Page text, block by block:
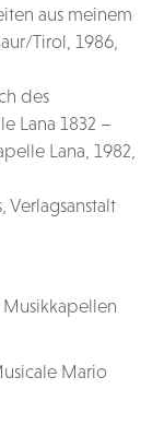
aus meinem
Tirol, 1986,
des
Lana 1832 –
Lana, 1982,
Verlagsanstalt
Mario